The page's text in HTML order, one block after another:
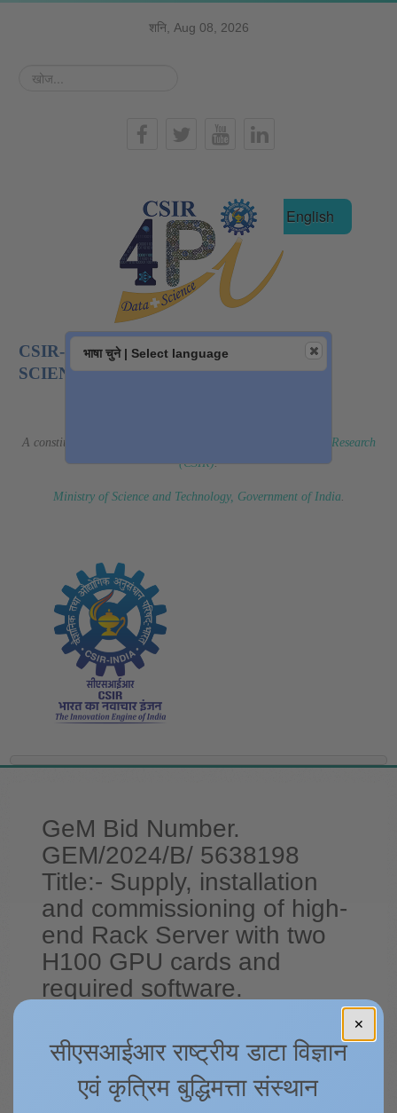
शनि, Aug 08, 2026
खोज...
हिन्दी English
CSIR-NATIONAL INSTITUTE OF DATA
SCIENCE AND AI
A constituent laboratory of
Council of Scientific & Industrial Research
(CSIR).
Ministry of Science and Technology, Government of India.
GeM Bid Number.
GEM/2024/B/ 5638198
Title:- Supply, installation
and commissioning of high-
end Rack Server with two
H100 GPU cards and
required software.
Click here for details.
पीछे अगला
भाषा चुने | Select language
✕
सीएसआईआर राष्ट्रीय डाटा विज्ञान
एवं कृत्रिम बुद्धिमत्ता संस्थान